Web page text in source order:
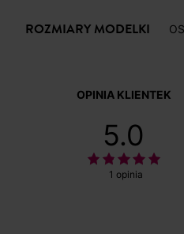
ROZMIARY MODELKI
OPINIA KLIENTEK
5.0
1 opinia